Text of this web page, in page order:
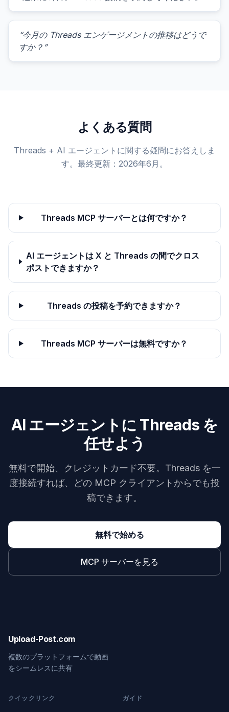
“今月の Threads エンゲージメントの推移はどうで
すか？”
よくある質問
Threads + AI エージェントに関する疑問にお答えしま
す。最終更新：2026年6月。
Threads MCP サーバーとは何ですか？
AI エージェントは X と Threads の間でクロス
ポストできますか？
Threads の投稿を予約できますか？
Threads MCP サーバーは無料ですか？
AI エージェントに Threads を
任せよう
無料で開始、クレジットカード不要。Threads を一
度接続すれば、どの MCP クライアントからでも投
稿できます。
無料で始める
MCP サーバーを見る
Upload-Post.com
複数のプラットフォームで動画
をシームレスに共有
クイックリンク ガイド